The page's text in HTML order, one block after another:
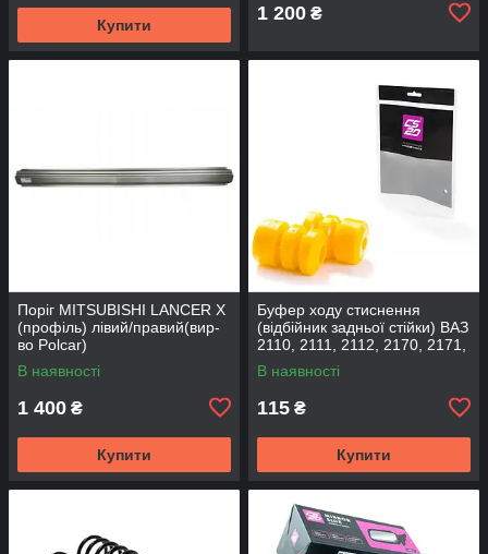
Купити
1 200 ₴
Поріг MITSUBISHI LANCER Х
(профіль) лівий/правий(вир-
во Polcar)
В наявності
1 400 ₴
Купити
Буфер ходу стиснення
(відбійник задньої стійки) ВАЗ
2110, 2111, 2112, 2170, 2171,
2172 (2шт) (вир-во CS-20
В наявності
115 ₴
Купити